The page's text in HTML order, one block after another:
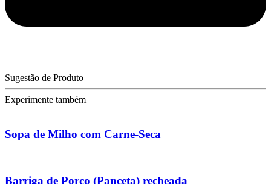
Sugestão de Produto
Experimente também
Sopa de Milho com Carne-Seca
Barriga de Porco (Panceta) recheada